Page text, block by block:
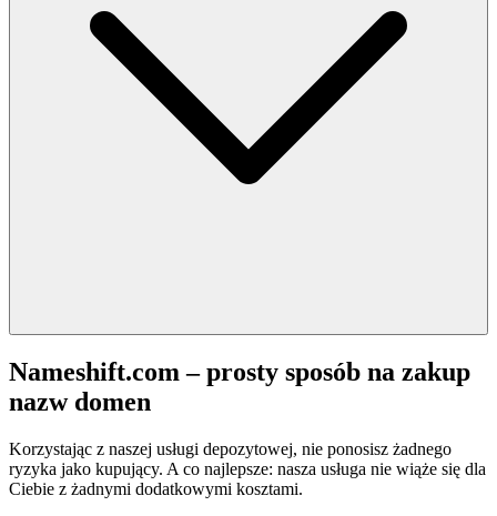
Nameshift.com – prosty sposób na zakup
nazw domen
Korzystając z naszej usługi depozytowej, nie ponosisz żadnego
ryzyka jako kupujący. A co najlepsze: nasza usługa nie wiąże się dla
Ciebie z żadnymi dodatkowymi kosztami.